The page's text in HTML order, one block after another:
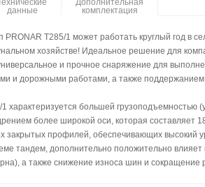
данные
Дополнительная
комплектация
T285/1 может работать круглый год в
хозяйстве! Идеальное решение для
и прочное снаряжение для
и дорожными работами, а также поддержанием
характеризуется большей грузоподъемностью
более широкой оси, которая составляет
закрытых профилей, обеспечивающих высокий
тандем, дополнительно положительно
а также снижение износа шин и сокращение